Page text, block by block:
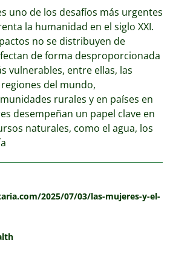
uno de los desafíos más urgentes
la humanidad en el siglo XXI.
no se distribuyen de
de forma desproporcionada
vulnerables, entre ellas, las
del mundo,
rurales y en países en
desempeñan un papel clave en
naturales, como el agua, los
2025/07/03/las-mujeres-y-el-